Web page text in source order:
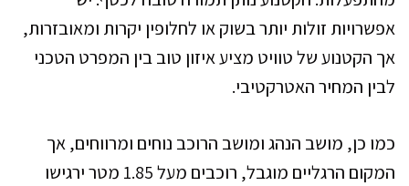
אפשרויות זולות יותר בשוק או לחלופין יקרות ומאובזרות,
אך הקטנוע של טוויט מציע איזון טוב בין המפרט הטכני
לבין המחיר האטרקטיבי.
כמו כן, מושב הנהג ומושב הרוכב נוחים ומרווחים, אך
המקום הרגליים מוגבל, רוכבים מעל 1.85 מטר ירגישו